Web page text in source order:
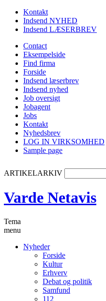
Kontakt
Indsend NYHED
Indsend LÆSERBREV
Contact
Eksempelside
Find firma
Forside
Indsend læserbrev
Indsend nyhed
Job oversigt
Jobagent
Jobs
Kontakt
Nyhedsbrev
LOG IN VIRKSOMHED
Sample page
ARTIKELARKIV
Varde Netavis
Tema
menu
Nyheder
Forside
Kultur
Erhverv
Debat og politik
Samfund
112